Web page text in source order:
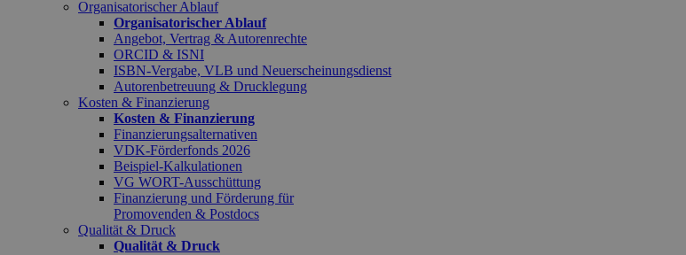
Organisatorischer Ablauf
Organisatorischer Ablauf
Angebot, Vertrag & Autorenrechte
ORCID & ISNI
ISBN-Vergabe, VLB und Neuerscheinungsdienst
Autorenbetreuung & Drucklegung
Kosten & Finanzierung
Kosten & Finanzierung
Finanzierungsalternativen
VDK-Förderfonds 2026
Beispiel-Kalkulationen
VG WORT-Ausschüttung
Finanzierung und Förderung für
Promovenden & Postdocs
Qualität & Druck
Qualität & Druck